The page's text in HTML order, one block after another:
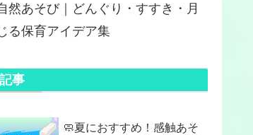
然あそび｜どんぐり・すすき・月
る保育アイデア集
事
🧼夏におすすめ！感触あそ